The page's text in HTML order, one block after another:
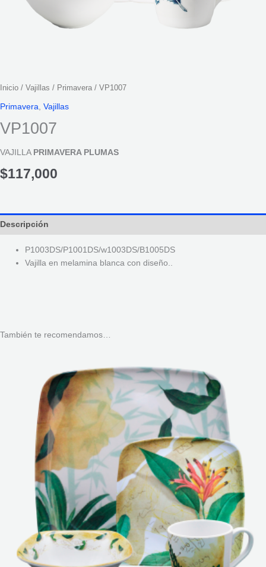
Inicio / Vajillas / Primavera / VP1007
Primavera Vajillas
VP1007
VAJILLA PRIMAVERA PLUMAS
$117,000
Descripción
P1003DS/P1001DS/w1003DS/B1005DS
Vajilla en melamina blanca con diseño..
También te recomendamos…